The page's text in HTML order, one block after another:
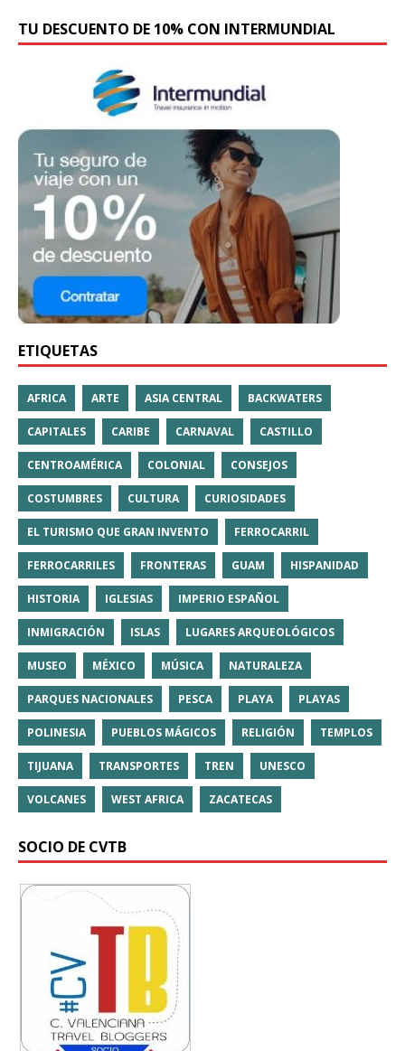
TU DESCUENTO DE 10% CON INTERMUNDIAL
ETIQUETAS
AFRICA ARTE ASIA CENTRAL BACKWATERS
CAPITALES CARIBE CARNAVAL CASTILLO
CENTROAMÉRICA COLONIAL CONSEJOS
COSTUMBRES CULTURA CURIOSIDADES
EL TURISMO QUE GRAN INVENTO FERROCARRIL
FERROCARRILES FRONTERAS GUAM HISPANIDAD
HISTORIA IGLESIAS IMPERIO ESPAÑOL
INMIGRACIÓN ISLAS LUGARES ARQUEOLÓGICOS
MUSEO MÉXICO MÚSICA NATURALEZA
PARQUES NACIONALES PESCA PLAYA PLAYAS
POLINESIA PUEBLOS MÁGICOS RELIGIÓN TEMPLOS
TIJUANA TRANSPORTES TREN UNESCO
VOLCANES WEST AFRICA ZACATECAS
SOCIO DE CVTB